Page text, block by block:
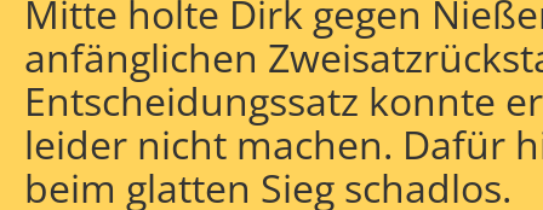
Mitte holte Dirk gegen
anfänglichen
Entscheidungssatz konnte
leider nicht machen. Dafür
beim glatten Sieg schadlos.